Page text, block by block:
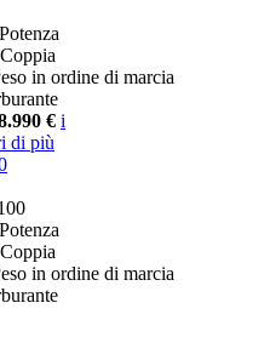
Potenza
Coppia
in ordine di marcia
€ i
di più
Potenza
Coppia
in ordine di marcia